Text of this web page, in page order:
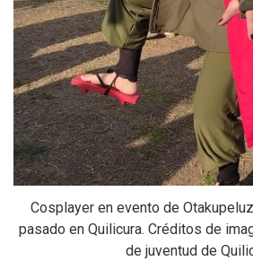
Cosplayer en evento de
pasado en Quilicura. Créditos de
de juventud de